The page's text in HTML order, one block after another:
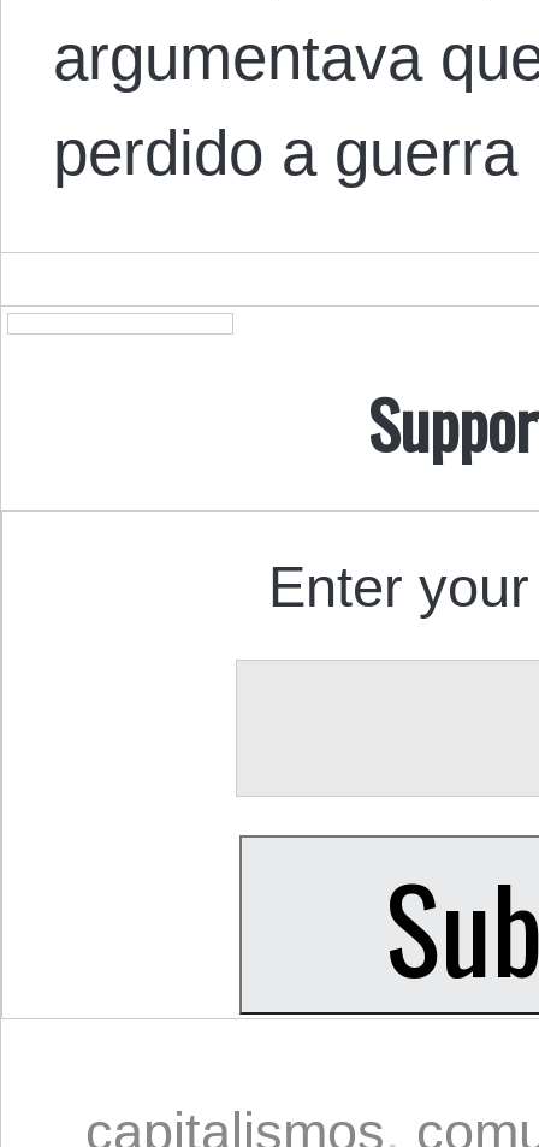
argumentava
perdido a
Enter
capitalismos,